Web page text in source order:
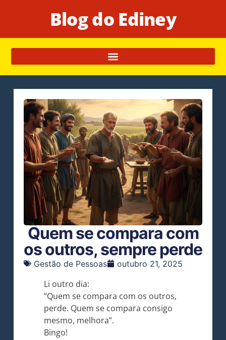
Blog do Ediney
Quem se compara com
os outros, sempre perde
Gestão de Pessoas outubro 21, 2025
Li outro dia:
”Quem se compara com os outros,
perde. Quem se compara consigo
mesmo, melhora”.
Bingo!